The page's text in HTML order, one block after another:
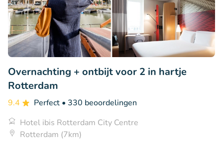
Overnachting + ontbijt voor 2 in hartje
Rotterdam
9.4 Perfect • 330 beoordelingen
Hotel ibis Rotterdam City Centre
Rotterdam (7km)